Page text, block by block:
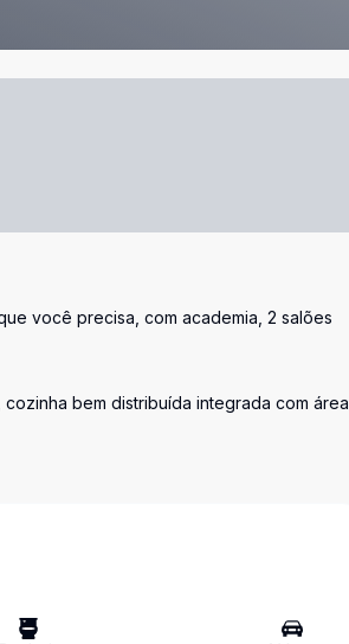
você precisa, com academia, 2 salões
bem distribuída integrada com área